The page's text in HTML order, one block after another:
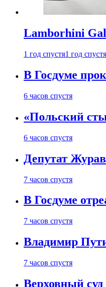
Lamborhini
1 год спустя1 год спустя
В Госдуме
6 часов спустя
«Польский
6 часов спустя
Депутат
7 часов спустя
В Госдуме
7 часов спустя
Владимир
7 часов спустя
Верховный